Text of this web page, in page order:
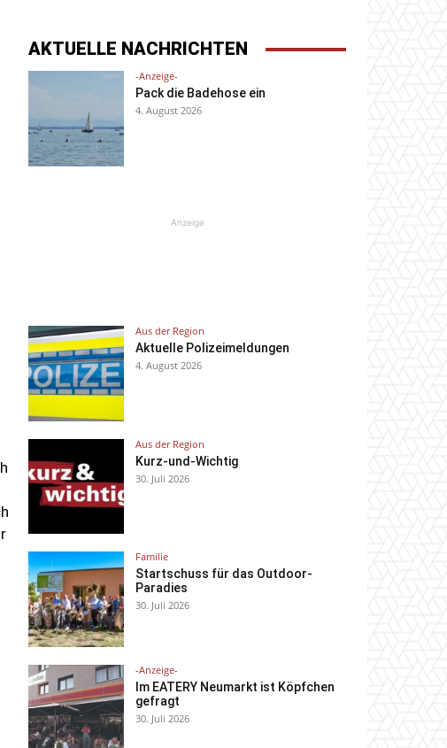
AKTUELLE NACHRICHTEN
-Anzeige-
Pack die Badehose ein
4. August 2026
Anzeige
4. August 2026
30. Juli 2026